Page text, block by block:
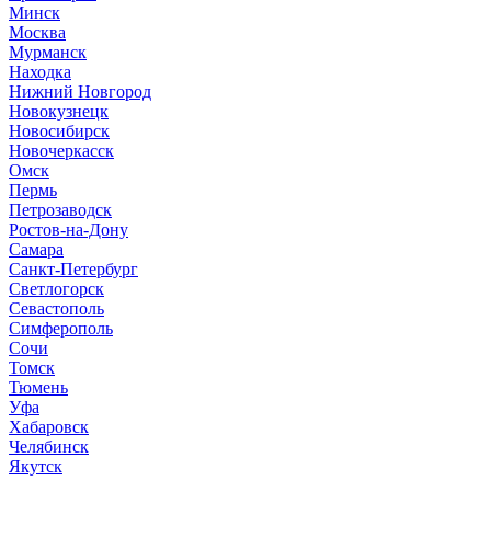
Минск
Москва
Мурманск
Находка
Нижний Новгород
Новокузнецк
Новосибирск
Новочеркасск
Омск
Пермь
Петрозаводск
Ростов-на-Дону
Самара
Санкт-Петербург
Светлогорск
Севастополь
Симферополь
Сочи
Томск
Тюмень
Уфа
Хабаровск
Челябинск
Якутск